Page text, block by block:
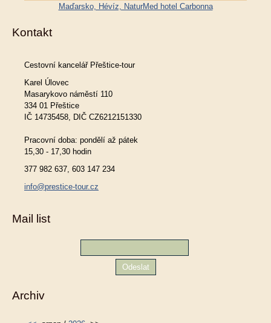
Maďarsko, Hévíz, NaturMed hotel Carbonna
Kontakt
Cestovní kancelář Přeštice-tour
Karel Úlovec
Masarykovo náměstí 110
334 01 Přeštice
IČ 14735458, DIČ CZ6212151330
Pracovní doba: pondělí až pátek
15,30 - 17,30 hodin
377 982 637, 603 147 234
info@prestice-tour.cz
Mail list
Archiv